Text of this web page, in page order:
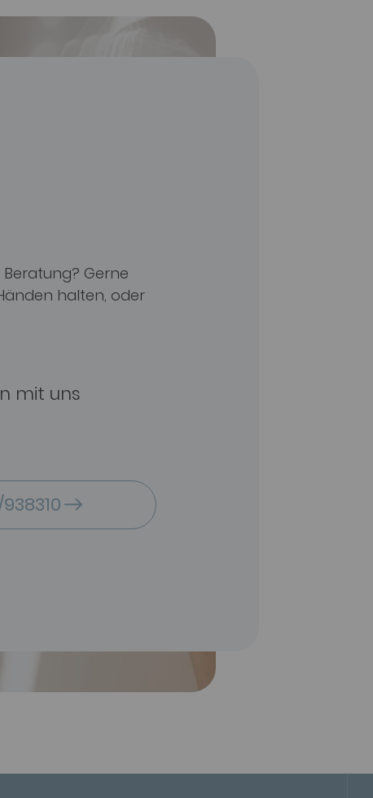
Gerne
halten, oder
mit uns